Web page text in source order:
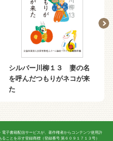
シルバー川柳１３ 妻の名
を呼んだつもりがネコが来
た
電子書籍配信サービスが、著作権者からコンテンツ使用許
ことを示す登録商標（登録番号 第６０９１７１３号）